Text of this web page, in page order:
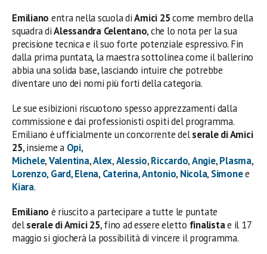
Emiliano entra nella scuola diAmici 25come membro della
squadra diAlessandra Celentano, che lo nota per la sua
precisione tecnica e il suo forte potenziale espressivo. Fin
dalla prima puntata, la maestra sottolinea come il ballerino
abbia una solida base, lasciando intuire che potrebbe
diventare uno dei nomi più forti della categoria.
Le sue esibizioni riscuotono spesso apprezzamenti dalla
commissione e dai professionisti ospiti del programma.
Emiliano è ufficialmente un concorrente delserale di Amici
25, insieme a Opi,
Michele,Valentina,Alex,Alessio,Riccardo,Angie,Plasma,
Lorenzo, Gard,Elena, Caterina,Antonio, Nicola, Simonee
Kiara.
Emiliano è riuscito a partecipare a tutte le puntate
delserale di Amici 25, fino ad essere eletto finalistae il 17
maggio si giocherà la possibilità di vincere il programma.